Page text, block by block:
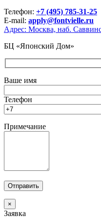
Телефон: +7 (495) 785-31-25
E-mail: apply@fontvielle.ru
Адрес: Москва, наб.
БЦ «Японский Дом»
Ваше имя
Телефон
Примечание
×
Заявка